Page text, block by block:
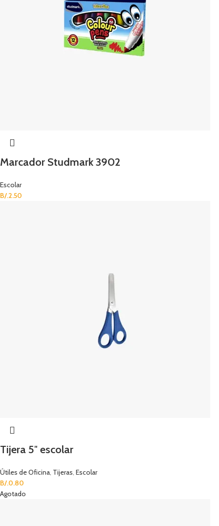
Marcador Studmark 3902
Escolar
B/.2.50
Tijera 5″ escolar
Útiles de Oficina, Tijeras, Escolar
B/.0.80
Agotado